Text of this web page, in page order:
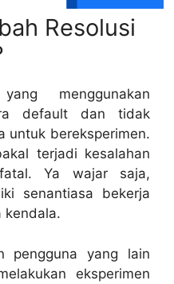
Resolusi
menggunakan
default dan tidak
untuk bereksperimen.
terjadi kesalahan
Ya wajar saja,
senantiasa bekerja
kendala.
pengguna yang lain
eksperimen